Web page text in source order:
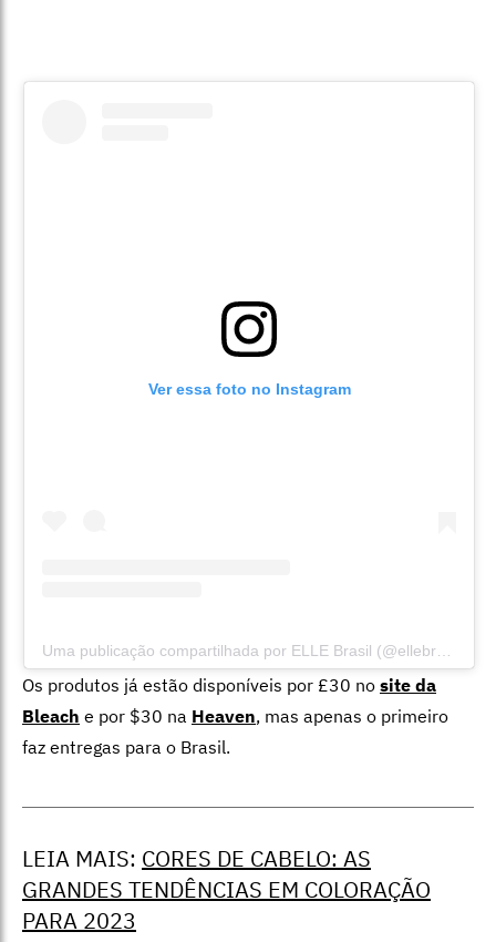
Ver essa foto no Instagram
Os produtos já estão disponíveis por £30 no site da
Bleach e por $30 na Heaven, mas apenas o primeiro
faz entregas para o Brasil.
LEIA MAIS: CORES DE CABELO: AS
GRANDES TENDÊNCIAS EM COLORAÇÃO
PARA 2023